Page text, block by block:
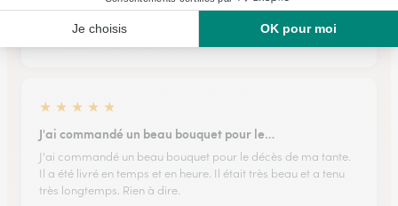
Rien à signaler
★ ★ ★ ★ ★
J'ai commandé un beau bouquet pour le…
J'ai commandé un beau bouquet pour le décès de ma tante.
Il a été livré en temps et en heure. Il était très beau et a tenu
très longtemps. Rien à dire.